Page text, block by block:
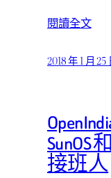
閱讀全文
2018 年 1 月 25
SunOS
接班人